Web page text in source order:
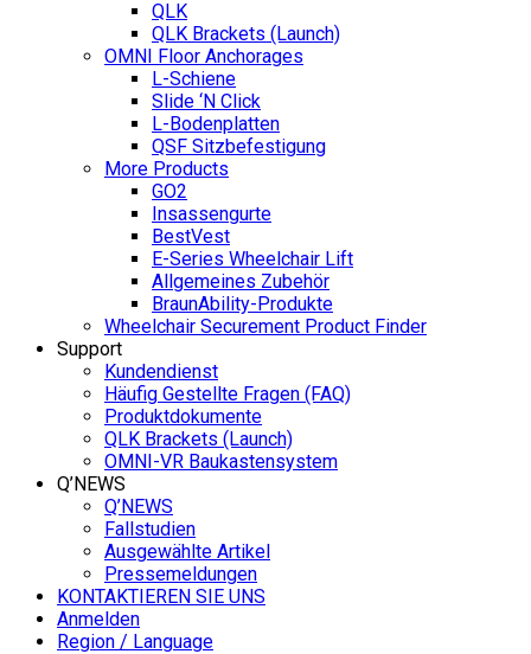
QLK
QLK Brackets (Launch)
OMNI Floor Anchorages
L-Schiene
Slide ‘N Click
L-Bodenplatten
QSF Sitzbefestigung
More Products
GO2
Insassengurte
BestVest
E-Series Wheelchair Lift
Allgemeines Zubehör
BraunAbility-Produkte
Wheelchair Securement Product Finder
Support
Kundendienst
Häufig Gestellte Fragen (FAQ)
Produktdokumente
QLK Brackets (Launch)
OMNI-VR Baukastensystem
Q’NEWS
Q’NEWS
Fallstudien
Ausgewählte Artikel
Pressemeldungen
KONTAKTIEREN SIE UNS
Anmelden
Region / Language